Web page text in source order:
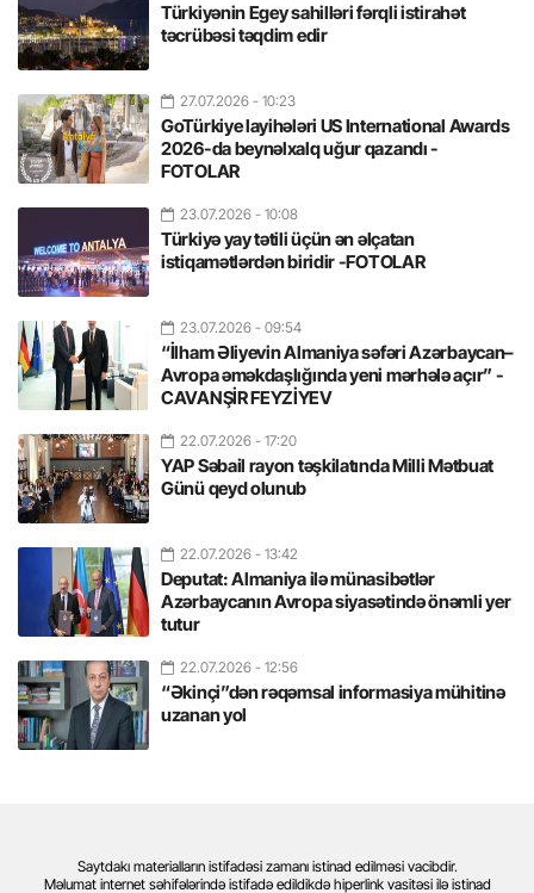
Türkiyənin Egey sahilləri fərqli istirahət
təcrübəsi təqdim edir
27.07.2026 - 10:23
GoTürkiye layihələri US International Awards
2026-da beynəlxalq uğur qazandı -
FOTOLAR
23.07.2026 - 10:08
Türkiyə yay tətili üçün ən əlçatan
istiqamətlərdən biridir -FOTOLAR
23.07.2026 - 09:54
“İlham Əliyevin Almaniya səfəri Azərbaycan–
Avropa əməkdaşlığında yeni mərhələ açır” -
CAVANŞİR FEYZİYEV
22.07.2026 - 17:20
YAP Səbail rayon təşkilatında Milli Mətbuat
Günü qeyd olunub
22.07.2026 - 13:42
Deputat: Almaniya ilə münasibətlər
Azərbaycanın Avropa siyasətində önəmli yer
tutur
22.07.2026 - 12:56
“Əkinçi”dən rəqəmsal informasiya mühitinə
uzanan yol
Saytdakı materialların istifadəsi zamanı istinad edilməsi vacibdir.
Məlumat internet səhifələrində istifadə edildikdə hiperlink vasitəsi ilə istinad